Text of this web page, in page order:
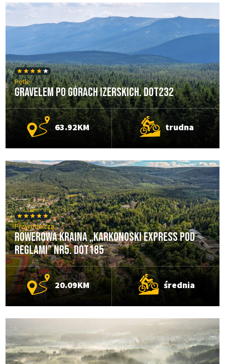
Pętle
Gravelem po Górach Izerskich. DOT232
63.92KM trudna
Przyrodnicza
Rowerowa Kraina „Karkonoski Express Pod
Reglami” nr5. DOT185
20.09KM średnia